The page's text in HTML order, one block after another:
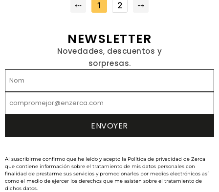
⤎ 1 2 ⤍
NEWSLETTER
Novedades, descuentos y
sorpresas.
Al suscribirme confirmo que he leído y acepto la Política de privacidad de Zerca
que contiene información sobre el tratamiento de mis datos personales con
finalidad de prestarme sus servicios y promocionarlos por medios electrónicos así
como el medio de ejercer los derechos que me asisten sobre el tratamiento de
dichos datos.